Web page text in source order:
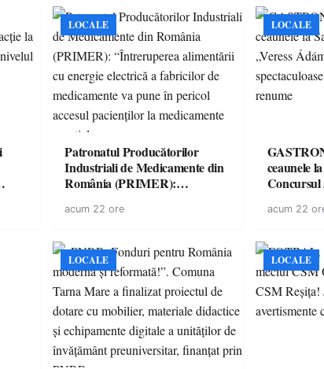
LOCALE
Patronatul Producătorilor
Industriali de Medicamente din
România (PRIMER):
energie electrică a fabricilor de
accesul pacienților la
medicamente esențiale
acum 22 ore
LOCALE
ceaunele
Concursul
acum 22
LOCALE LOCALE